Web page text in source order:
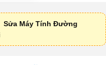
Sửa Máy Tính Đường